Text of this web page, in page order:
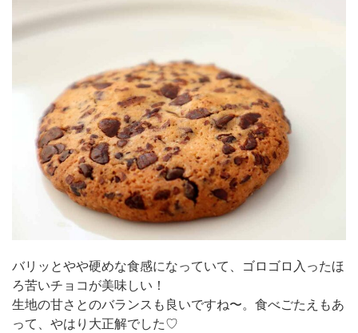
バリッとやや硬めな食感になっていて、ゴロゴロ入ったほ
ろ苦いチョコが美味しい！
生地の甘さとのバランスも良いですね〜。食べごたえもあ
って、やはり大正解でした♡